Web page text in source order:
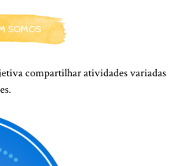
SOMOS
compartilhar atividades variadas